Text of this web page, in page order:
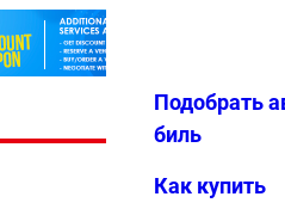
Избранн
Меню
Подобрать
биль
Как купить